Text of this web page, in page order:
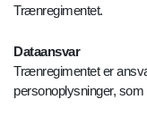
Trænregimentet.
Dataansvar
Trænregimentet er
personoplysninger,